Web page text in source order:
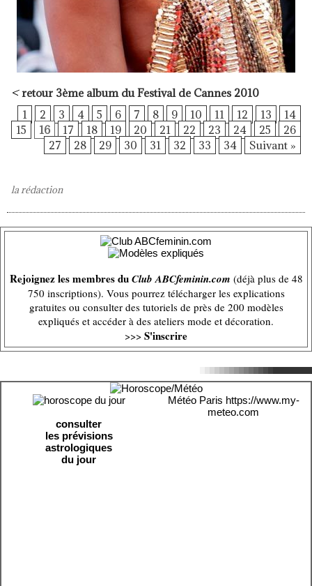
<retour 3ème album du Festival de Cannes 2010
1
2 3 4 5 6 7 8 9 10 11 12 13
14
15
16 17 18 19 20 21 22 23 24 25
26
27
28 29 30 31 32 33 34 Suivant »
la rédaction
Rejoignez les membres duClub ABCfeminin.com (déjà plus de 48
750 inscriptions). Vous pourrez télécharger les explications
gratuites ou consulter des tutoriels de près de 200 modèles
expliqués et accéder à des ateliers mode et décoration.
>>> S'inscrire
consulter
les prévisions
astrologiques
du jour
Météo Paris https://www.my-
meteo.com